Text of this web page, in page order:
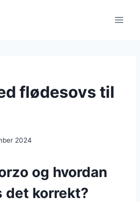
flødesovs til
2024
og hvordan
det korrekt?